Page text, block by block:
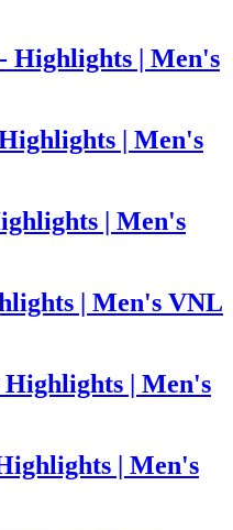
Highlights | Men's
| Men's
| Men's
| Men's VNL
| Men's
| Men's